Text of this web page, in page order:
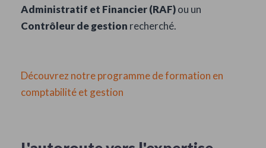
Administratif et Financier (RAF)ou un
Contrôleur de gestion recherché.
Découvrez notre programme de formation en
comptabilité et gestion